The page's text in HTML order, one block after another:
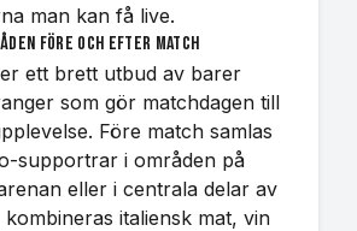
man kan få live.
före och efter match
ett brett utbud av barer
som gör matchdagen till
Före match samlas
supportrar i områden på
eller i centrala delar av
italiensk mat, vin